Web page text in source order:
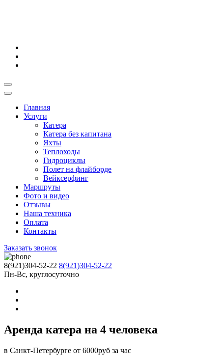
Главная
Услуги
Катера
Катера без капитана
Яхты
Теплоходы
Гидроциклы
Полет на флайборде
Вейксерфинг
Маршруты
Фото и видео
Отзывы
Наша техника
Оплата
Контакты
Заказать звонок
8(921)304-52-22 8(921)304-52-22
Пн-Вс, круглосуточно
Аренда катера на 4 человека
в Санкт-Петербурге от 6000руб за час